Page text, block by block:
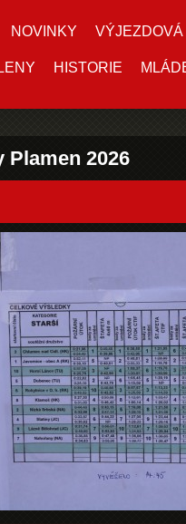
NOVINKY VÝJEZDOVÁ
HISTORIE
2026